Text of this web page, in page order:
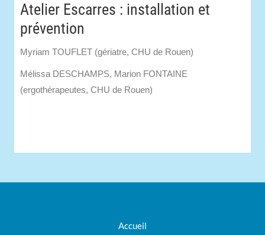
Atelier Escarres : installation et
prévention
Myriam TOUFLET (gériatre, CHU de Rouen)
Mélissa DESCHAMPS, Marion FONTAINE
(ergothérapeutes, CHU de Rouen)
Accueil